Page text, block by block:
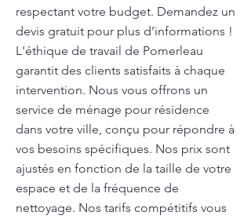
respectant votre budget. Demandez un
devis gratuit pour plus d’informations !
L'éthique de travail de Pomerleau
garantit des clients satisfaits à chaque
intervention. Nous vous offrons un
service de ménage pour résidence
dans votre ville, conçu pour répondre à
vos besoins spécifiques. Nos prix sont
ajustés en fonction de la taille de votre
espace et de la fréquence de
nettoyage. Nos tarifs compétitifs vous